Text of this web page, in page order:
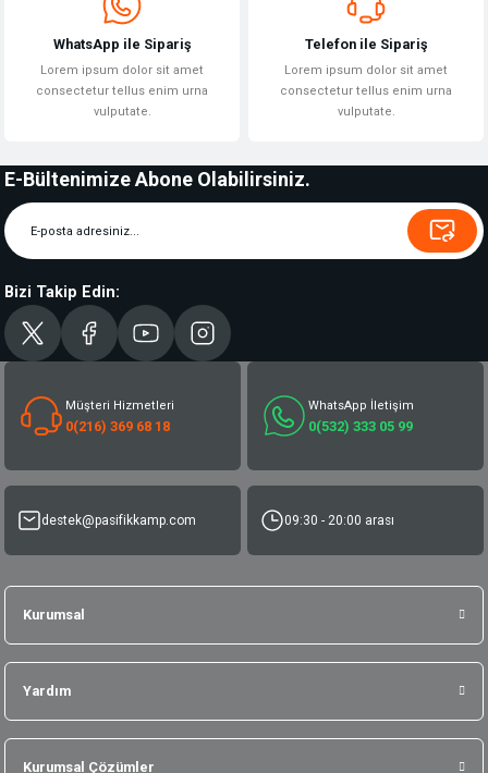
WhatsApp ile Sipariş
Lorem ipsum dolor sit amet
consectetur tellus enim urna
vulputate.
Telefon ile Sipariş
Lorem ipsum dolor sit amet
consectetur tellus enim urna
vulputate.
E-Bültenimize Abone Olabilirsiniz.
Bizi Takip Edin:
Müşteri Hizmetleri
0(216) 369 68 18
WhatsApp İletişim
0(532) 333 05 99
destek@pasifikkamp.com 09:30 - 20:00 arası
Kurumsal
Yardım
Kurumsal Çözümler